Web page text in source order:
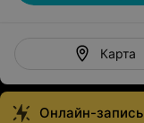
Карта
Онлайн-запись